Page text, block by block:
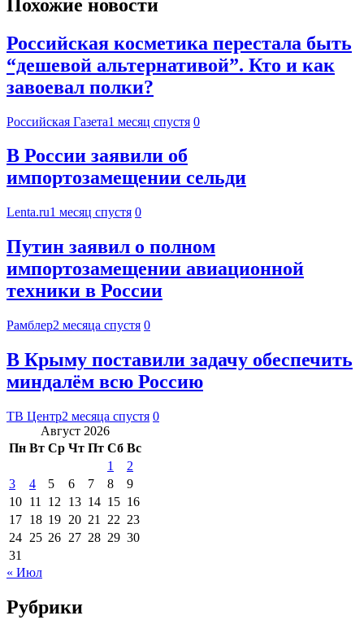
Похожие новости
Российская косметика перестала быть
“дешевой альтернативой”. Кто и как
завоевал полки?
Российская Газета1 месяц спустя 0
В России заявили об
импортозамещении сельди
Lenta.ru1 месяц спустя 0
Путин заявил о полном
импортозамещении авиационной
техники в России
Рамблер2 месяца спустя 0
В Крыму поставили задачу обеспечить
миндалём всю Россию
ТВ Центр2 месяца спустя 0
Август 2026
Пн Вт Ср Чт Пт Сб Вс
1
2
3
4 5 6 7 8
9
10 11 12 13 14 15 16
17 18 19 20 21 22 23
24 25 26 27 28 29 30
31
« Июл
Рубрики